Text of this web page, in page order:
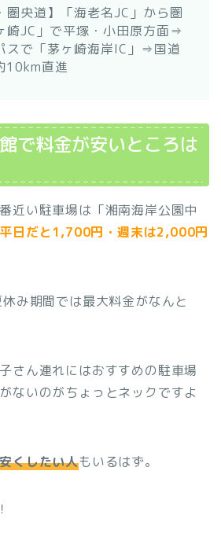
圏央道】「海老名JC」から圏
JC」で平塚・小田原方面⇒
スで「茅ヶ崎海岸IC」⇒国道
10km直進
で料金が安いところは
近い駐車場は「湘南海岸公園中
平日だと1,700円・週末は2,000円
み期間では最大料金がなんと
さん連れにはおすすめの駐車場
ないのがちょっとネックですよ
くしたい人もいるはず。